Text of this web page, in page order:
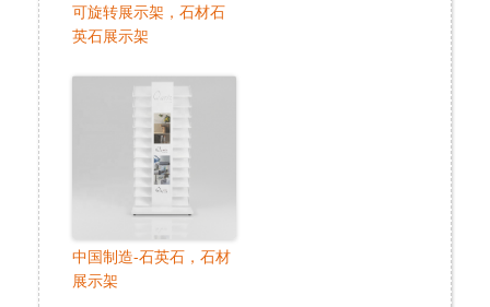
可旋转展示架，石材石
英石展示架
中国制造-石英石，石材
展示架